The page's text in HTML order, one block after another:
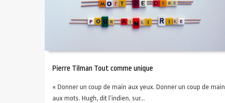
Pierre Tilman Tout comme unique
« Donner un coup de main aux yeux. Donner un coup de main
aux mots. Hugh, dit l’indien, sur...